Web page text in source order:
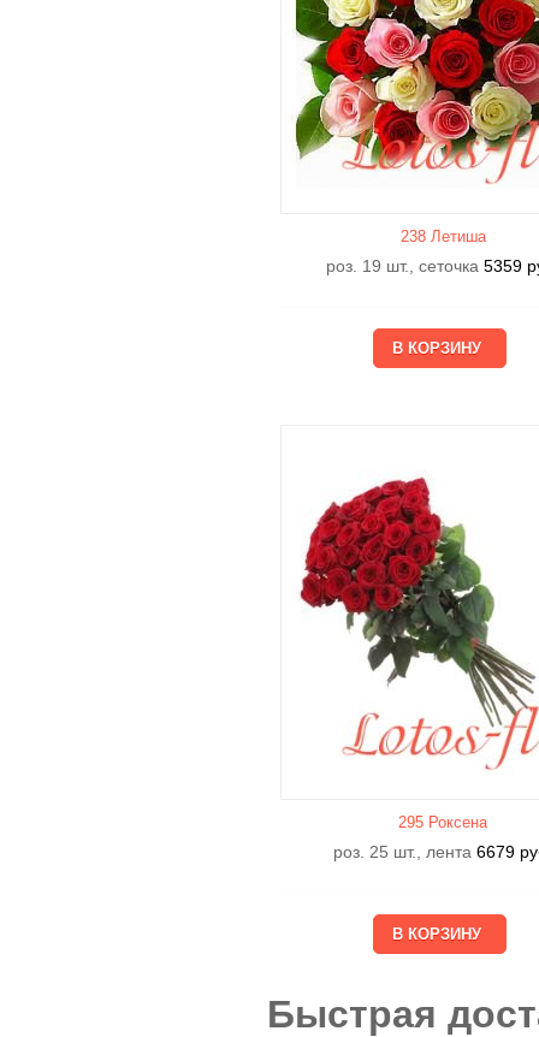
238 Летишa
роз. 19 шт., сеточка5359
295 Роксена
роз. 25 шт., лента6679
Быстрая